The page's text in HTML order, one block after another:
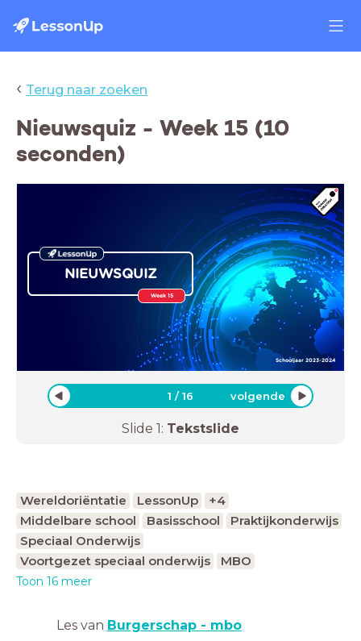
‹ Terug naar zoeken
Nieuwsquiz - Week 15 (10
seconden)
NIEUWSQUIZ
Week 15
Schooljaar 2023-2024
1 /16 volgende
Slide 1: Tekstslide
Wereldoriëntatie LessonUp
+4
Middelbare school
Basisschool
Praktijkonderwijs
Speciaal Onderwijs
Voortgezet speciaal onderwijs
MBO
Toon 16 meer
Les van Burgerschap - mbo